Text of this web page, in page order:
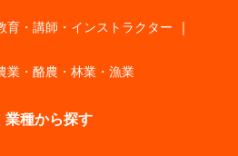
育・講師・インストラクター |
業・酪農・林業・漁業
業種から探す